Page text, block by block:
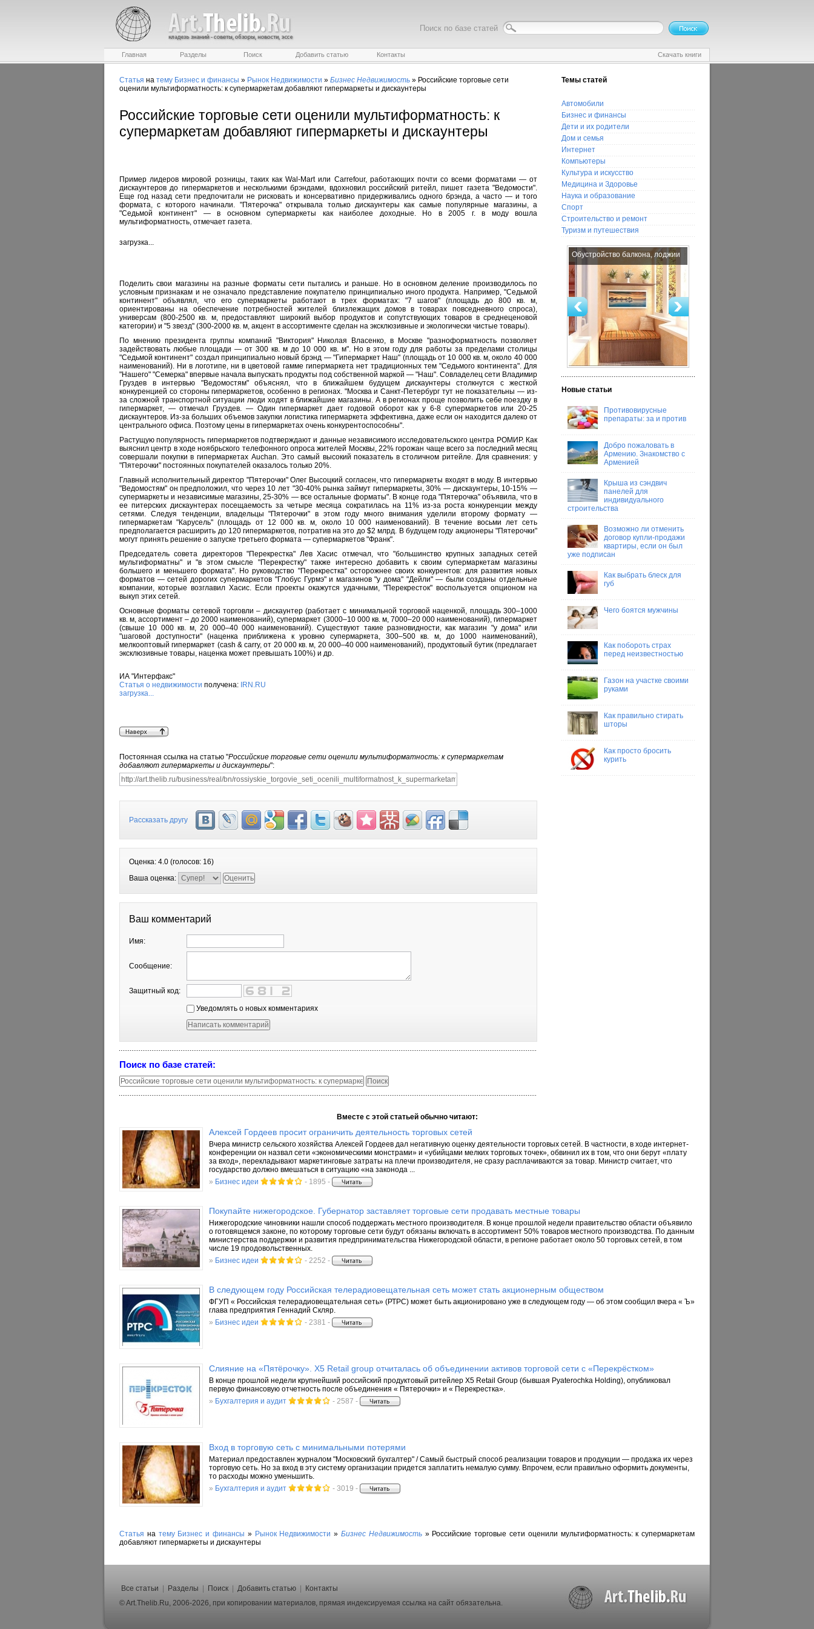
Поиск по базе статей
Главная Разделы Поиск Добавить статью Контакты Скачать книги
Статья на тему Бизнес и финансы » Рынок Недвижимости » Бизнес Недвижимость » Российские торговые сети
оценили мультиформатность: к супермаркетам добавляют гипермаркеты и дискаунтеры
Российские торговые сети оценили мультиформатность: к
супермаркетам добавляют гипермаркеты и дискаунтеры
Пример лидеров мировой розницы, таких как Wal-Mart или Carrefour, работающих почти со всеми форматами — от
дискаунтеров до гипермаркетов и несколькими брэндами, вдохновил российский ритейл, пишет газета "Ведомости".
Еще год назад сети предпочитали не рисковать и консервативно придерживались одного брэнда, а часто — и того
формата, с которого начинали. "Пятерочка" открывала только дискаунтеры как самые популярные магазины, а
"Седьмой континент" — в основном супермаркеты как наиболее доходные. Но в 2005 г. в моду вошла
мультиформатность, отмечает газета.
загрузка...
Поделить свои магазины на разные форматы сети пытались и раньше. Но в основном деление производилось по
условным признакам и не означало представление покупателю принципиально иного продукта. Например, "Седьмой
континент" объявлял, что его супермаркеты работают в трех форматах: "7 шагов" (площадь до 800 кв. м,
ориентированы на обеспечение потребностей жителей близлежащих домов в товарах повседневного спроса),
универсам (800-2500 кв. м, предоставляют широкий выбор продуктов и сопутствующих товаров в среднеценовой
категории) и "5 звезд" (300-2000 кв. м, акцент в ассортименте сделан на эксклюзивные и экологически чистые товары).
По мнению президента группы компаний "Виктория" Николая Власенко, в Москве "разноформатность позволяет
задействовать любые площади — от 300 кв. м до 10 000 кв. м". Но в этом году для работы за пределами столицы
"Седьмой континент" создал принципиально новый брэнд — "Гипермаркет Наш" (площадь от 10 000 кв. м, около 40 000
наименований). Ни в логотипе, ни в цветовой гамме гипермаркета нет традиционных тем "Седьмого континента". Для
"Нашего" "Семерка" впервые начала выпускать продукты под собственной маркой — "Наш". Совладелец сети Владимир
Груздев в интервью "Ведомостям" объяснял, что в ближайшем будущем дискаунтеры столкнутся с жесткой
конкуренцией со стороны гипермаркетов, особенно в регионах. "Москва и Санкт-Петербург тут не показательны — из-
за сложной транспортной ситуации люди ходят в ближайшие магазины. А в регионах проще позволить себе поездку в
гипермаркет, — отмечал Груздев. — Один гипермаркет дает годовой оборот как у 6-8 супермаркетов или 20-25
дискаунтеров. Из-за больших объемов закупки логистика гипермаркета эффективна, даже если он находится далеко от
центрального офиса. Поэтому цены в гипермаркетах очень конкурентоспособны".
Растущую популярность гипермаркетов подтверждают и данные независимого исследовательского центра РОМИР. Как
выяснил центр в ходе ноябрьского телефонного опроса жителей Москвы, 22% горожан чаще всего за последний месяц
совершали покупки в гипермаркетах Auchan. Это самый высокий показатель в столичном ритейле. Для сравнения: у
"Пятерочки" постоянных покупателей оказалось только 20%.
Главный исполнительный директор "Пятерочки" Олег Высоцкий согласен, что гипермаркеты входят в моду. В интервью
"Ведомостям" он предположил, что через 10 лет "30-40% рынка займут гипермаркеты, 30% — дискаунтеры, 10-15% —
супермаркеты и независимые магазины, 25-30% — все остальные форматы". В конце года "Пятерочка" объявила, что в
ее питерских дискаунтерах посещаемость за четыре месяца сократилась на 11% из-за роста конкуренции между
сетями. Следуя тенденции, владельцы "Пятерочки" в этом году много внимания уделили второму формату —
гипермаркетам "Карусель" (площадь от 12 000 кв. м, около 10 000 наименований). В течение восьми лет сеть
предполагается расширить до 120 гипермаркетов, потратив на это до $2 млрд. В будущем году акционеры "Пятерочки"
могут принять решение о запуске третьего формата — супермаркетов "Франк".
Председатель совета директоров "Перекрестка" Лев Хасис отмечал, что "большинство крупных западных сетей
мультиформатны" и "в этом смысле "Перекрестку" также интересно добавить к своим супермаркетам магазины
большего и меньшего формата". Но руководство "Перекрестка" осторожнее своих конкурентов: для развития новых
форматов — сетей дорогих супермаркетов "Глобус Гурмэ" и магазинов "у дома" "Дейли" — были созданы отдельные
компании, которые возглавил Хасис. Если проекты окажутся удачными, "Перекресток" воспользуется опционом на
выкуп этих сетей.
Основные форматы сетевой торговли – дискаунтер (работает с минимальной торговой наценкой, площадь 300–1000
кв. м, ассортимент – до 2000 наименований), супермаркет (3000–10 000 кв. м, 7000–20 000 наименований), гипермаркет
(свыше 10 000 кв. м, 20 000–40 000 наименований). Существуют такие разновидности, как магазин "у дома" или
"шаговой доступности" (наценка приближена к уровню супермаркета, 300–500 кв. м, до 1000 наименований),
мелкооптовый гипермаркет (cash & carry, от 20 000 кв. м, 20 000–40 000 наименований), продуктовый бутик (предлагает
эксклюзивные товары, наценка может превышать 100%) и др.
ИА "Интерфакс"
Статья о недвижимости получена: IRN.RU
загрузка...
Постоянная ссылка на статью "Российские торговые сети оценили мультиформатность: к супермаркетам
добавляют гипермаркеты и дискаунтеры":
Рассказать другу
Оценка: 4.0 (голосов: 16)
Ваша оценка:
Ваш комментарий
Имя:
Сообщение:
Защитный код:
Уведомлять о новых комментариях
Поиск по базе статей:
Темы статей
Автомобили
Бизнес и финансы
Дети и их родители
Дом и семья
Интернет
Компьютеры
Культура и искусство
Медицина и Здоровье
Наука и образование
Спорт
Строительство и ремонт
Туризм и путешествия
Обустройство балкона, лоджии
Новые статьи
Противовирусные
препараты: за и против
Добро пожаловать в
Армению. Знакомство с
Арменией
Крыша из сэндвич
панелей для
индивидуального
строительства
Возможно ли отменить
договор купли-продажи
квартиры, если он был
уже подписан
Как выбрать блеск для
губ
Чего боятся мужчины
Как побороть страх
перед неизвестностью
Газон на участке своими
руками
Как правильно стирать
шторы
Как просто бросить
курить
Вместе с этой статьей обычно читают:
Алексей Гордеев просит ограничить деятельность торговых сетей
Вчера министр сельского хозяйства Алексей Гордеев дал негативную оценку деятельности торговых сетей. В частности, в ходе интернет-
конференции он назвал сети «экономическими монстрами» и «убийцами мелких торговых точек», обвинил их в том, что они берут «плату
за вход», перекладывают маркетинговые затраты на плечи производителя, не сразу расплачиваются за товар. Министр считает, что
государство должно вмешаться в ситуацию «на законода ...
» Бизнес идеи - 1895 -
Покупайте нижегородское. Губернатор заставляет торговые сети продавать местные товары
Нижегородские чиновники нашли способ поддержать местного производителя. В конце прошлой недели правительство области объявило
о готовящемся законе, по которому торговые сети будут обязаны включать в ассортимент 50% товаров местного производства. По данным
министерства поддержки и развития предпринимательства Нижегородской области, в регионе работает около 50 торговых сетей, в том
числе 19 продовольственных.
» Бизнес идеи - 2252 -
В следующем году Российская телерадиовещательная сеть может стать акционерным обществом
ФГУП « Российская телерадиовещательная сеть» (РТРС) может быть акционировано уже в следующем году — об этом сообщил вчера « Ъ»
глава предприятия Геннадий Скляр.
» Бизнес идеи - 2381 -
Слияние на «Пятёрочку». X5 Retail group отчиталась об объединении активов торговой сети с «Перекрёстком»
В конце прошлой недели крупнейший российский продуктовый ритейлер X5 Retail Group (бывшая Pyaterochka Holding), опубликовал
первую финансовую отчетность после объединения « Пятерочки» и « Перекрестка».
» Бухгалтерия и аудит - 2587 -
Вход в торговую сеть с минимальными потерями
Материал предоставлен журналом "Московский бухгалтер" / Самый быстрый способ реализации товаров и продукции — продажа их через
торговую сеть. Но за вход в эту систему организации придется заплатить немалую сумму. Впрочем, если правильно оформить документы,
то расходы можно уменьшить.
» Бухгалтерия и аудит - 3019 -
Статья на тему Бизнес и финансы » Рынок Недвижимости » Бизнес Недвижимость» Российские торговые сети оценили мультиформатность: к супермаркетам
добавляют гипермаркеты и дискаунтеры
Все статьи Разделы Поиск Добавить статью
Контакты
© Art.Thelib.Ru, 2006-2026, при копировании материалов, прямая индексируемая ссылка на сайт обязательна.